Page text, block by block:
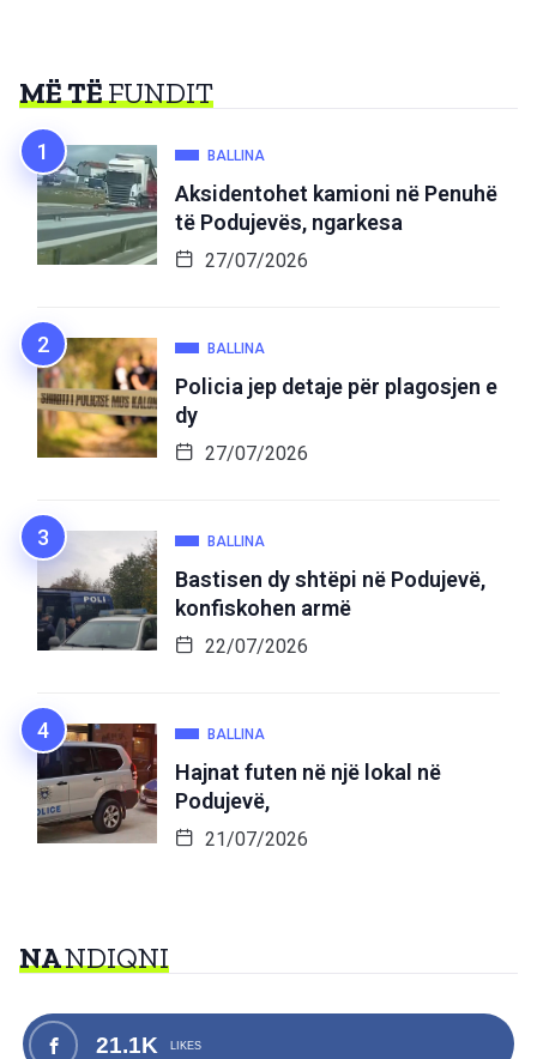
MË TËFUNDIT
BALLINA
Aksidentohet kamioni në Penuhë
të Podujevës, ngarkesa
27/07/2026
BALLINA
Policia jep detaje për plagosjen e
dy
27/07/2026
BALLINA
Bastisen dy shtëpi në Podujevë,
konfiskohen armë
22/07/2026
BALLINA
Hajnat futen në një lokal në
Podujevë,
21/07/2026
NANDIQNI
21.1K LIKES